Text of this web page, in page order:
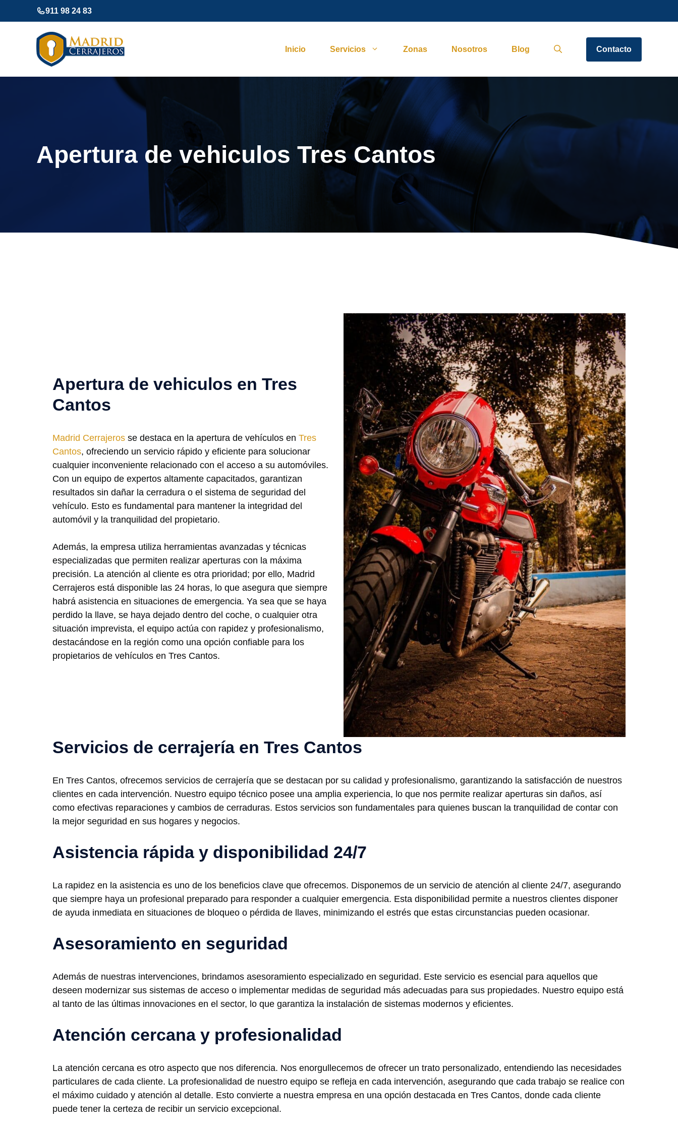
al
911 98 24 83
Inicio Servicios Zonas Nosotros Blog Contacto
Apertura de vehiculos Tres Cantos
Apertura de vehiculos en Tres
Cantos
Madrid Cerrajeros se destaca en la apertura de vehículos en Tres
Cantos, ofreciendo un servicio rápido y eficiente para solucionar
cualquier inconveniente relacionado con el acceso a su automóviles.
Con un equipo de expertos altamente capacitados, garantizan
resultados sin dañar la cerradura o el sistema de seguridad del
vehículo. Esto es fundamental para mantener la integridad del
automóvil y la tranquilidad del propietario.
Además, la empresa utiliza herramientas avanzadas y técnicas
especializadas que permiten realizar aperturas con la máxima
precisión. La atención al cliente es otra prioridad; por ello, Madrid
Cerrajeros está disponible las 24 horas, lo que asegura que siempre
habrá asistencia en situaciones de emergencia. Ya sea que se haya
perdido la llave, se haya dejado dentro del coche, o cualquier otra
situación imprevista, el equipo actúa con rapidez y profesionalismo,
destacándose en la región como una opción confiable para los
propietarios de vehículos en Tres Cantos.
Servicios de cerrajería en Tres Cantos
En Tres Cantos, ofrecemos servicios de cerrajería que se destacan por su calidad y profesionalismo, garantizando la satisfacción de nuestros
clientes en cada intervención. Nuestro equipo técnico posee una amplia experiencia, lo que nos permite realizar aperturas sin daños, así
como efectivas reparaciones y cambios de cerraduras. Estos servicios son fundamentales para quienes buscan la tranquilidad de contar con
la mejor seguridad en sus hogares y negocios.
Asistencia rápida y disponibilidad 24/7
La rapidez en la asistencia es uno de los beneficios clave que ofrecemos. Disponemos de un servicio de atención al cliente 24/7, asegurando
que siempre haya un profesional preparado para responder a cualquier emergencia. Esta disponibilidad permite a nuestros clientes disponer
de ayuda inmediata en situaciones de bloqueo o pérdida de llaves, minimizando el estrés que estas circunstancias pueden ocasionar.
Asesoramiento en seguridad
Además de nuestras intervenciones, brindamos asesoramiento especializado en seguridad. Este servicio es esencial para aquellos que
deseen modernizar sus sistemas de acceso o implementar medidas de seguridad más adecuadas para sus propiedades. Nuestro equipo está
al tanto de las últimas innovaciones en el sector, lo que garantiza la instalación de sistemas modernos y eficientes.
Atención cercana y profesionalidad
La atención cercana es otro aspecto que nos diferencia. Nos enorgullecemos de ofrecer un trato personalizado, entendiendo las necesidades
particulares de cada cliente. La profesionalidad de nuestro equipo se refleja en cada intervención, asegurando que cada trabajo se realice con
el máximo cuidado y atención al detalle. Esto convierte a nuestra empresa en una opción destacada en Tres Cantos, donde cada cliente
puede tener la certeza de recibir un servicio excepcional.